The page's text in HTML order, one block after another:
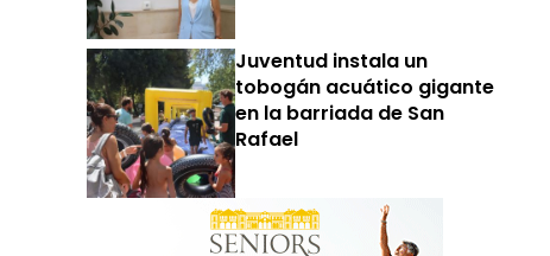
Juventud instala un
tobogán acuático gigante
en la barriada de San
Rafael